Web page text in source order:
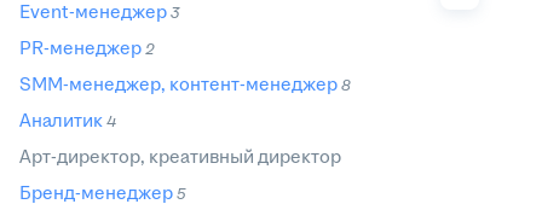
Event-менеджер 3
PR-менеджер 2
SMM-менеджер, контент-менеджер 8
Аналитик 4
Арт-директор, креативный директор
Бренд-менеджер 5